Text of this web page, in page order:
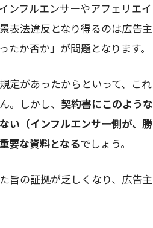
ンフルエンサーやアフェリエイ
表法違反となり得るのは広告主
か否か」が問題となります。
定があったからといって、これ
。しかし、 契約書にこのような
い（インフルエンサー側が、勝
要な資料となるでしょう。
旨の証拠が乏しくなり、広告主